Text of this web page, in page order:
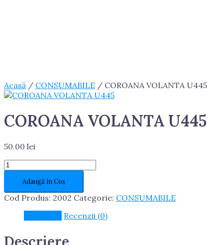
Acasă / CONSUMABILE / COROANA VOLANTA U445
COROANA VOLANTA U445
50.00 lei
Cantitate
COROANA
VOLANTA
U445
Adaugă în Coș
Cod Produs: 2002 Categorie: CONSUMABILE
Recenzii (0)
Descriere